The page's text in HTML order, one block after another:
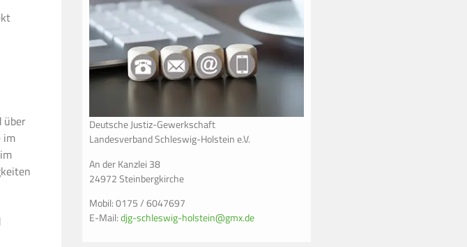
über
im
Deutsche Justiz-Gewerkschaft
Landesverband Schleswig-Holstein e.V.
An der Kanzlei 38
24972 Steinbergkirche
Mobil: 0175 / 6047697
E-Mail:djg-schleswig-holstein@gmx.de